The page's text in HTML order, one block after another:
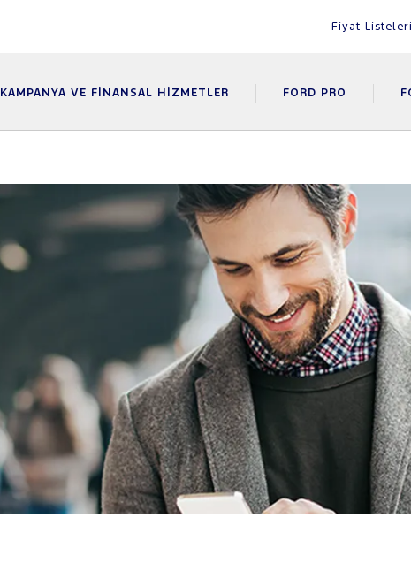
Fiyat
KAMPANYA VE FINANSAL HIZMETLER FORD PRO